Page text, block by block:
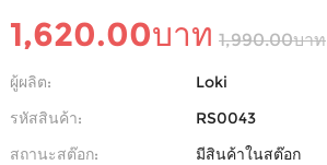
1,620.00บาท 1,990.00บาท
ผู้ผลิต:
Loki
รหัสสินค้า:
RS0043
สถานะสต๊อก:
มีสินค้าในสต๊อก